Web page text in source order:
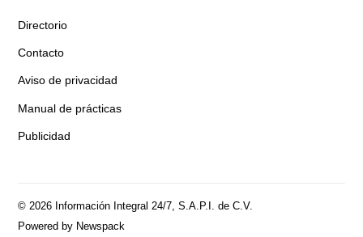
Directorio
Contacto
Aviso de privacidad
Manual de prácticas
Publicidad
© 2026 Información Integral 24/7, S.A.P.I. de C.V.
Powered by Newspack